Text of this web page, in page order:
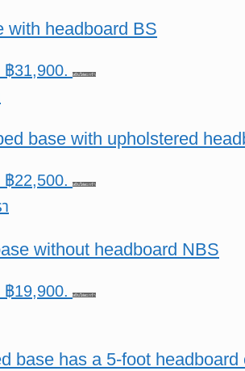
headboard BS
฿31,900. หยิบใส่ตะกร้า
base with upholstered
฿22,500. หยิบใส่ตะกร้า
without headboard NBS
฿19,900. หยิบใส่ตะกร้า
has a 5-foot headboard